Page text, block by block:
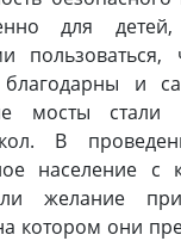
для
и
мосты стали
В
население с
желание
котором они